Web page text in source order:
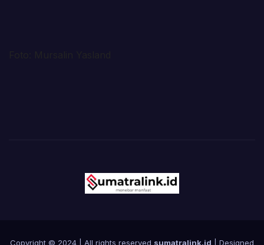
Copyright © 2024 | All rights reserved sumatralink.id | Designed